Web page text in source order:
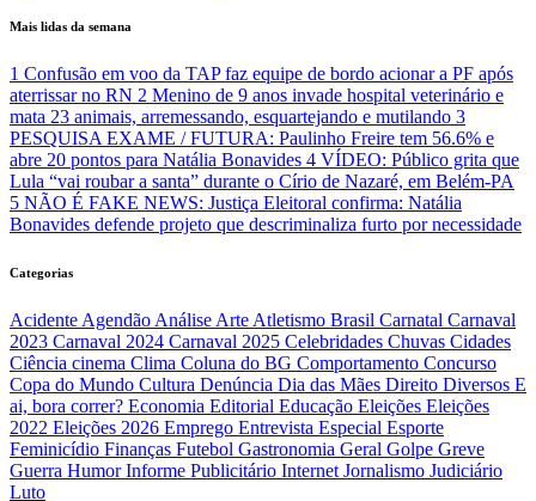
Mais lidas da semana
1 Confusão em voo da TAP faz equipe de bordo acionar a PF após
aterrissar no RN 2 Menino de 9 anos invade hospital veterinário e
mata 23 animais, arremessando, esquartejando e mutilando 3
PESQUISA EXAME / FUTURA: Paulinho Freire tem 56.6% e
abre 20 pontos para Natália Bonavides 4 VÍDEO: Público grita que
Lula “vai roubar a santa” durante o Círio de Nazaré, em Belém-PA
5 NÃO É FAKE NEWS: Justiça Eleitoral confirma: Natália
Bonavides defende projeto que descriminaliza furto por necessidade
Categorias
Acidente Agendão Análise Arte Atletismo Brasil Carnatal Carnaval
2023 Carnaval 2024 Carnaval 2025 Celebridades Chuvas Cidades
Ciência cinema Clima Coluna do BG Comportamento Concurso
Copa do Mundo Cultura Denúncia Dia das Mães Direito Diversos E
ai, bora correr? Economia Editorial Educação Eleições Eleições
2022 Eleições 2026 Emprego Entrevista Especial Esporte
Feminicídio Finanças Futebol Gastronomia Geral Golpe Greve
Guerra HumorInforme Publicitário Internet Jornalismo Judiciário
Luto